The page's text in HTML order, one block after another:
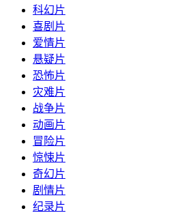
科幻片
喜剧片
爱情片
悬疑片
恐怖片
灾难片
战争片
动画片
冒险片
惊悚片
奇幻片
剧情片
纪录片